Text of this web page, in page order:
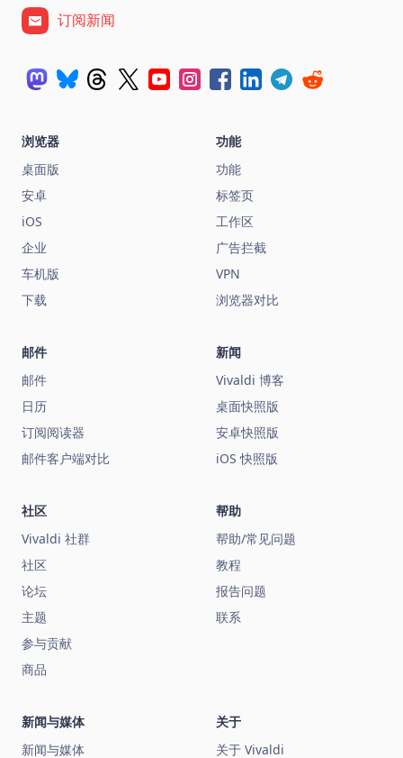
订阅新闻
浏览器
桌面版
安卓
iOS
企业
车机版
下载
功能
功能
标签页
工作区
广告拦截
VPN
浏览器对比
邮件
邮件
日历
订阅阅读器
邮件客户端对比
新闻
Vivaldi 博客
桌面快照版
安卓快照版
iOS 快照版
社区
Vivaldi 社群
社区
论坛
主题
参与贡献
商品
帮助
帮助/常见问题
教程
报告问题
联系
新闻与媒体
新闻与媒体
关于
关于 Vivaldi